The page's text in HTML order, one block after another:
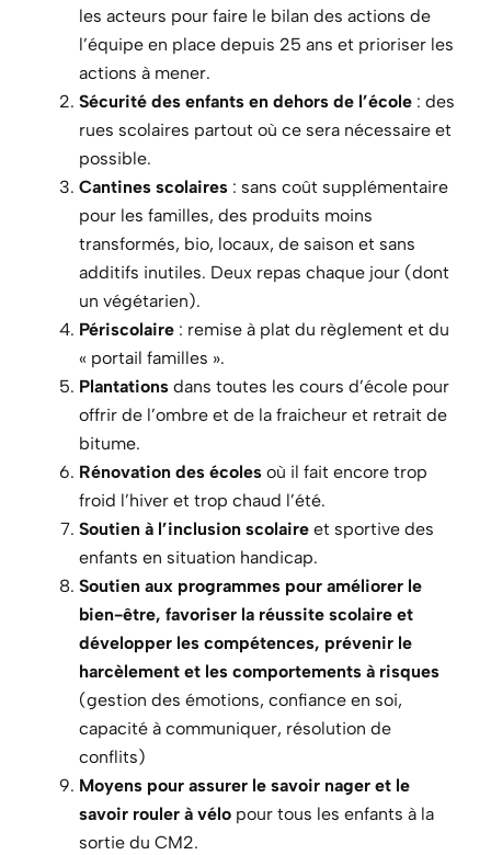
les acteurs pour faire le bilan des actions de
l’équipe en place depuis 25 ans et prioriser les
actions à mener.
Sécurité des enfants en dehors de l’école : des
rues scolaires partout où ce sera nécessaire et
possible.
Cantines scolaires : sans coût supplémentaire
pour les familles, des produits moins
transformés, bio, locaux, de saison et sans
additifs inutiles. Deux repas chaque jour (dont
un végétarien).
Périscolaire : remise à plat du règlement et du
« portail familles ».
Plantations dans toutes les cours d’école pour
offrir de l’ombre et de la fraicheur et retrait de
bitume.
Rénovation des écoles où il fait encore trop
froid l’hiver et trop chaud l’été.
Soutien à l’inclusion scolaire et sportive des
enfants en situation handicap.
Soutien aux programmes pour améliorer le
bien-être, favoriser la réussite scolaire et
développer les compétences, prévenir le
harcèlement et les comportements à risques
(gestion des émotions, confiance en soi,
capacité à communiquer, résolution de
conflits)
Moyens pour assurer le savoir nager et le
savoir rouler à vélo pour tous les enfants à la
sortie du CM2.